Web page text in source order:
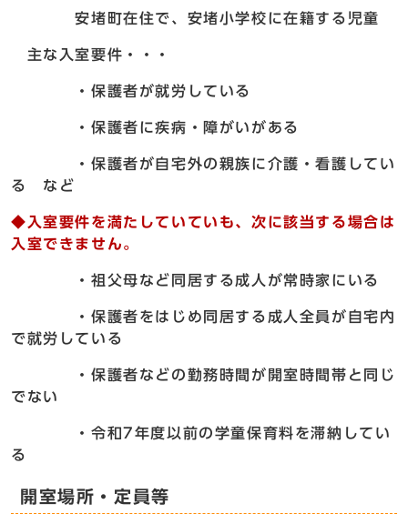
安堵町在住で、安堵小学校に在籍する児童
主な入室要件・・・
・保護者が就労している
・保護者に疾病・障がいがある
・保護者が自宅外の親族に介護・看護してい
る など
◆入室要件を満たしていていも、次に該当する場合は
入室できません。
・祖父母など同居する成人が常時家にいる
・保護者をはじめ同居する成人全員が自宅内
で就労している
・保護者などの勤務時間が開室時間帯と同じ
でない
・令和7年度以前の学童保育料を滞納してい
る
開室場所・定員等